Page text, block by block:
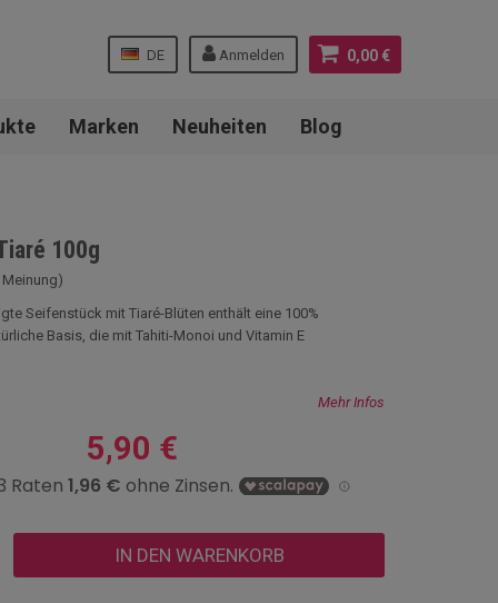
0,00 €
Anmelden
DE
Marken Neuheiten Blog
100g
Meinung)
Seifenstück mit Tiaré-Blüten enthält eine 100%
Basis, die mit Tahiti-Monoi und Vitamin E
Mehr Infos
5,90 €
IN DEN WARENKORB